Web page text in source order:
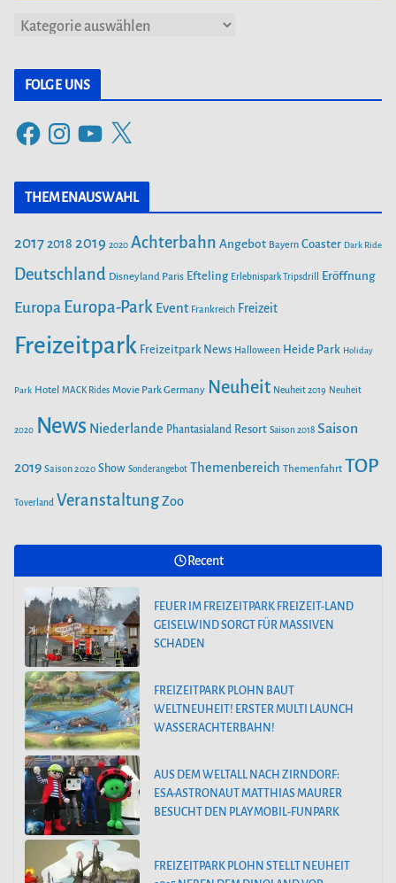
g
e
n
FOLGE UNS
F
c
o
o
s
t
g
r
Y
u
T
b
e
X
THEMENAUSWAHL
20172018 2019 2020 Achterbahn Angebot Bayern Coaster Dark Ride
Deutschland Disneyland Paris Efteling Erlebnispark Tripsdrill Eröffnung
Europa Europa-Park Event Frankreich Freizeit
Freizeitpark Freizeitpark News Halloween Heide Park Holiday
Park Hotel MACK Rides Movie Park Germany Neuheit Neuheit 2019 Neuheit
2020 News Niederlande Phantasialand Resort Saison 2018 Saison
2019 Saison 2020 Show Sonderangebot Themenbereich Themenfahrt TOP
Toverland VeranstaltungZoo
Recent
FEUER IM FREIZEITPARK FREIZEIT-LAND
GEISELWIND SORGT FÜR MASSIVEN
SCHADEN
FREIZEITPARK PLOHN BAUT
WELTNEUHEIT! ERSTER MULTI LAUNCH
WASSERACHTERBAHN!
AUS DEM WELTALL NACH ZIRNDORF:
ESA-ASTRONAUT MATTHIAS MAURER
BESUCHT DEN PLAYMOBIL-FUNPARK
FREIZEITPARK PLOHN STELLT NEUHEIT